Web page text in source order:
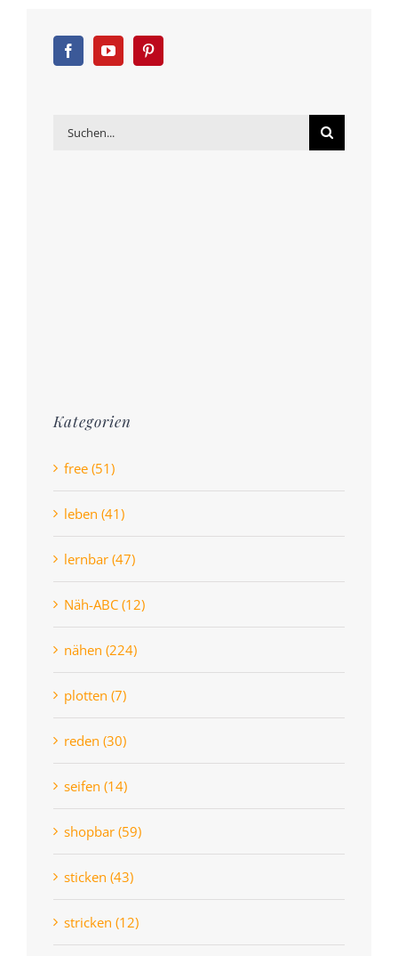
Suche
Kategorien
free (51)
leben (41)
lernbar (47)
Näh-ABC (12)
nähen (224)
plotten (7)
reden (30)
seifen (14)
shopbar (59)
sticken (43)
stricken (12)